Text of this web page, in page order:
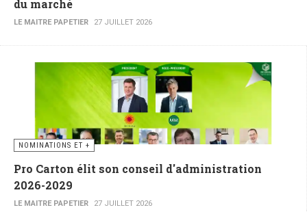
du marché
LE MAITRE PAPETIER 27 JUILLET 2026
NOMINATIONS ET +
Pro Carton élit son conseil d'administration
2026-2029
LE MAITRE PAPETIER 27 JUILLET 2026